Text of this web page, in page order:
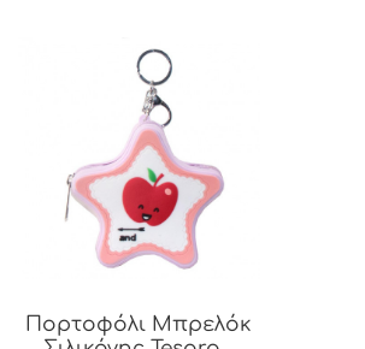
Πορτοφόλι Μπρελόκ